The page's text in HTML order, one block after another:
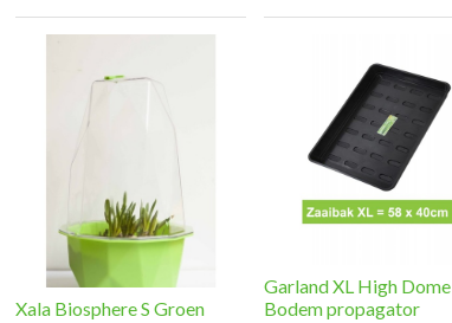
Xala Biosphere S Groen
Garland XL High Dome
Bodem propagator